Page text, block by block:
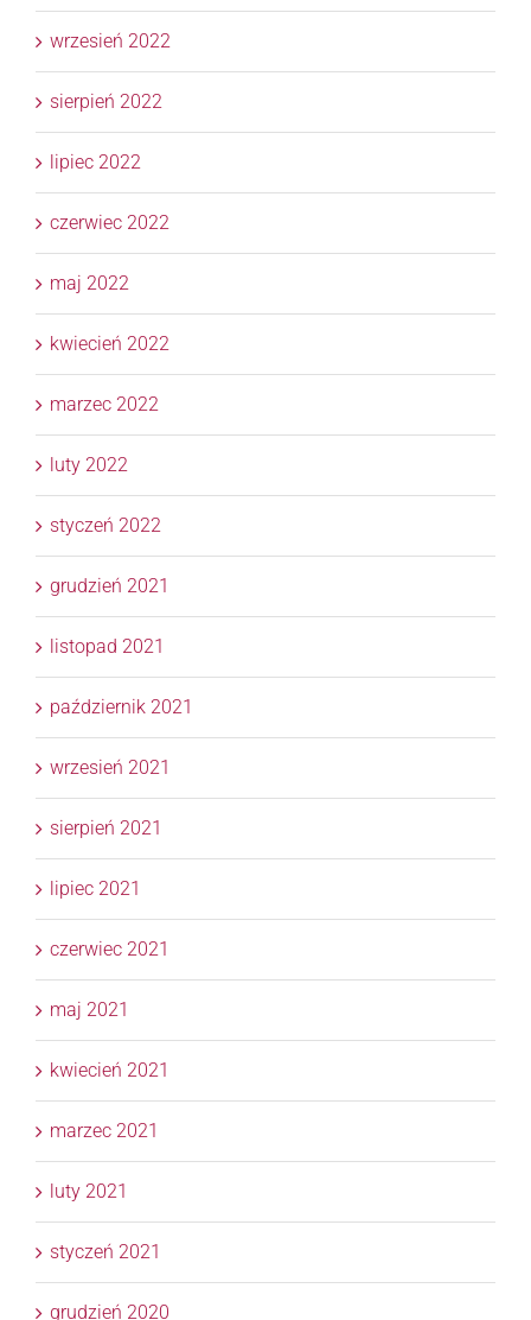
wrzesień 2022
sierpień 2022
lipiec 2022
czerwiec 2022
maj 2022
kwiecień 2022
marzec 2022
luty 2022
styczeń 2022
grudzień 2021
listopad 2021
październik 2021
wrzesień 2021
sierpień 2021
lipiec 2021
czerwiec 2021
maj 2021
kwiecień 2021
marzec 2021
luty 2021
styczeń 2021
grudzień 2020